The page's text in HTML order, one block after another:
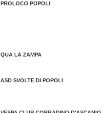
PROLOCO POPOLI
QUA LA ZAMPA
ASD SVOLTE DI POPOLI